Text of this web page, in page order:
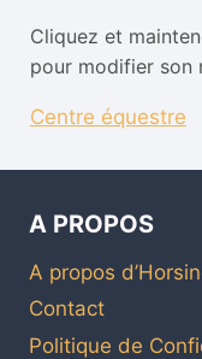
Cliquez et
pour modifier son
Centre équestre
A PROPOS
A propos
Contact
Politique de